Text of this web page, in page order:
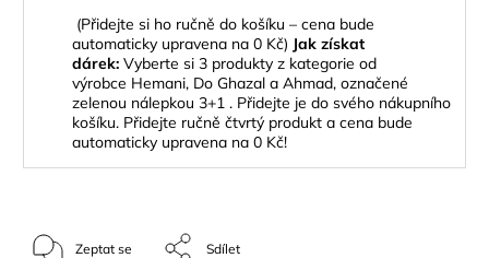
(Přidejte si ho ručně do košíku – cena bude
automaticky upravena na 0 Kč) Jak získat
dárek: Vyberte si 3 produkty z kategorie od
výrobce Hemani, Do Ghazal a Ahmad, označené
zelenou nálepkou 3+1 . Přidejte je do svého nákupního
košíku. Přidejte ručně čtvrtý produkt a cena bude
automaticky upravena na 0 Kč!
Zeptat se Sdílet